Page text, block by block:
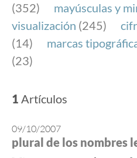
(352)
mayúsculas y
visualización (245)
(14)
marcas
(23)
1 Artículos
09/10/2007
plural de los nombres